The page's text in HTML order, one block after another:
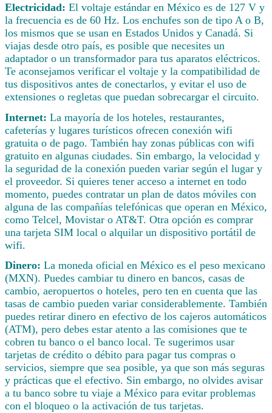
Electricidad: El voltaje estándar en México es de 127 V y
la frecuencia es de 60 Hz. Los enchufes son de tipo A o B,
los mismos que se usan en Estados Unidos y Canadá. Si
viajas desde otro país, es posible que necesites un
adaptador o un transformador para tus aparatos eléctricos.
Te aconsejamos verificar el voltaje y la compatibilidad de
tus dispositivos antes de conectarlos, y evitar el uso de
extensiones o regletas que puedan sobrecargar el circuito.
Internet: La mayoría de los hoteles, restaurantes,
cafeterías y lugares turísticos ofrecen conexión wifi
gratuita o de pago. También hay zonas públicas con wifi
gratuito en algunas ciudades. Sin embargo, la velocidad y
la seguridad de la conexión pueden variar según el lugar y
el proveedor. Si quieres tener acceso a internet en todo
momento, puedes contratar un plan de datos móviles con
alguna de las compañías telefónicas que operan en México,
como Telcel, Movistar o AT&T. Otra opción es comprar
una tarjeta SIM local o alquilar un dispositivo portátil de
wifi.
Dinero: La moneda oficial en México es el peso mexicano
(MXN). Puedes cambiar tu dinero en bancos, casas de
cambio, aeropuertos o hoteles, pero ten en cuenta que las
tasas de cambio pueden variar considerablemente. También
puedes retirar dinero en efectivo de los cajeros automáticos
(ATM), pero debes estar atento a las comisiones que te
cobren tu banco o el banco local. Te sugerimos usar
tarjetas de crédito o débito para pagar tus compras o
servicios, siempre que sea posible, ya que son más seguras
y prácticas que el efectivo. Sin embargo, no olvides avisar
a tu banco sobre tu viaje a México para evitar problemas
con el bloqueo o la activación de tus tarjetas.